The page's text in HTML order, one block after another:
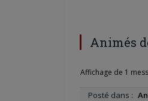
Animés
Affichage de 1
Posté dans :